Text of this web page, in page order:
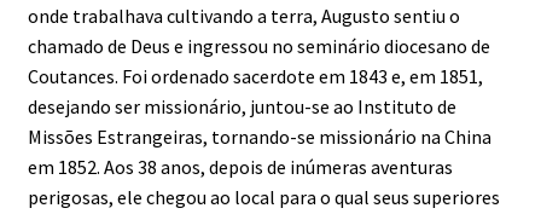
onde trabalhava cultivando a terra, Augusto sentiu o
chamado de Deus e ingressou no seminário diocesano de
Coutances. Foi ordenado sacerdote em 1843 e, em 1851,
desejando ser missionário, juntou-se ao Instituto de
Missões Estrangeiras, tornando-se missionário na China
em 1852. Aos 38 anos, depois de inúmeras aventuras
perigosas, ele chegou ao local para o qual seus superiores